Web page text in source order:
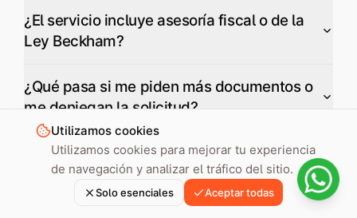
Utilizamos cookies
Utilizamos cookies para mejorar tu experiencia
de navegación y analizar el tráfico del sitio.
Solo esenciales Aceptar todas
¿El servicio incluye asesoría fiscal o de la
Ley Beckham?
¿Qué pasa si me piden más documentos o
me deniegan la solicitud?
¿Puedo cambiar de proveedor a mitad del
proceso?